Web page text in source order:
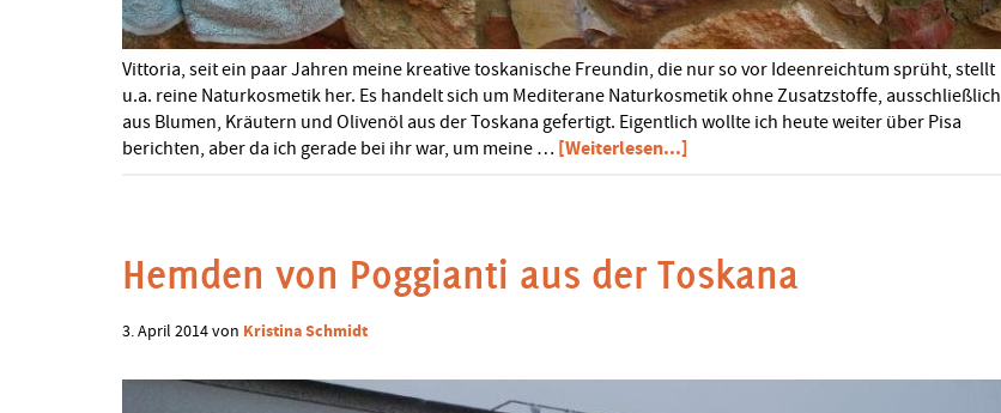
Vittoria, seit ein paar Jahren meine kreative toskanische Freundin, die nur so vor Ideenreichtum sprüht, stellt
u.a. reine Naturkosmetik her. Es handelt sich um Mediterane Naturkosmetik ohne Zusatzstoffe, ausschließlich
aus Blumen, Kräutern und Olivenöl aus der Toskana gefertigt. Eigentlich wollte ich heute weiter über Pisa
berichten, aber da ich gerade bei ihr war, um meine … [Weiterlesen...]
Hemden von Poggianti aus der Toskana
3. April 2014von Kristina Schmidt